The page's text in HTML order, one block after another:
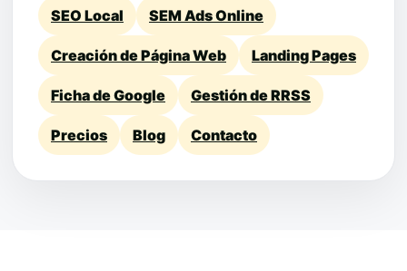
SEO Local SEM Ads Online
Creación de Página Web Landing Pages
Ficha de Google Gestión de RRSS
Precios Blog Contacto